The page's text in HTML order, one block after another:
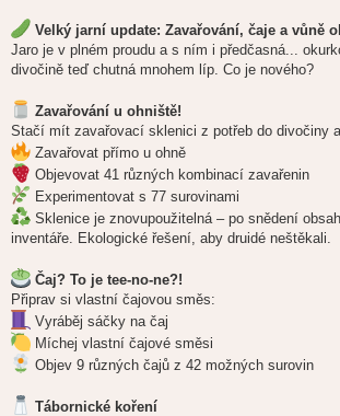
ě
v
e
k
Velký jarní update: Zavařování, čaje a vůně
Jaro je v plném proudu a s ním i předčasná...
divočině teď chutná mnohem líp. Co je nového?
Zavařování u ohniště!
Stačí mít zavařovací sklenici z potřeb do divočiny
Zavařovat přímo u ohně
Objevovat 41 různých kombinací zavařenin
Experimentovat s 77 surovinami
Sklenice je znovupoužitelná – po snědení
inventáře. Ekologické řešení, aby druidé neštěkali.
Čaj? To je tee-no-ne?!
Připrav si vlastní čajovou směs:
Vyráběj sáčky na čaj
Míchej vlastní čajové směsi
Objev 9 různých čajů z 42 možných surovin
Tábornické koření